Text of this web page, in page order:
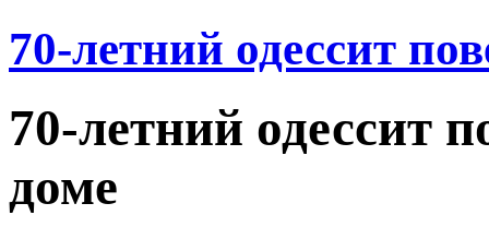
70-летний одессит
70-летний одессит
доме